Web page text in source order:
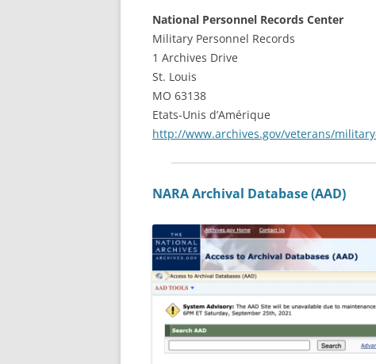
National Personnel Records Center
Military Personnel Records
1 Archives Drive
St. Louis
MO 63138
Etats-Unis d’Amérique
http://www.archives.gov/veterans/
NARA Archival Database (AAD)